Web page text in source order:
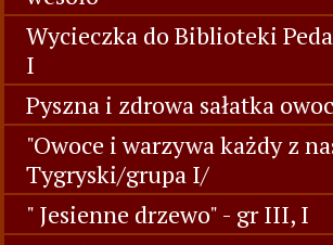
Wycieczka do Biblioteki
I
Pyszna i zdrowa sałatka
"Owoce i warzywa każdy z
Tygryski/grupa I/
" Jesienne drzewo" - gr III, I